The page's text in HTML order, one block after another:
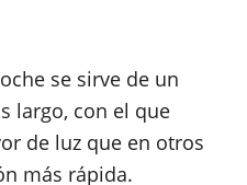
se sirve de un
largo, con el que
de luz que en otros
más rápida.